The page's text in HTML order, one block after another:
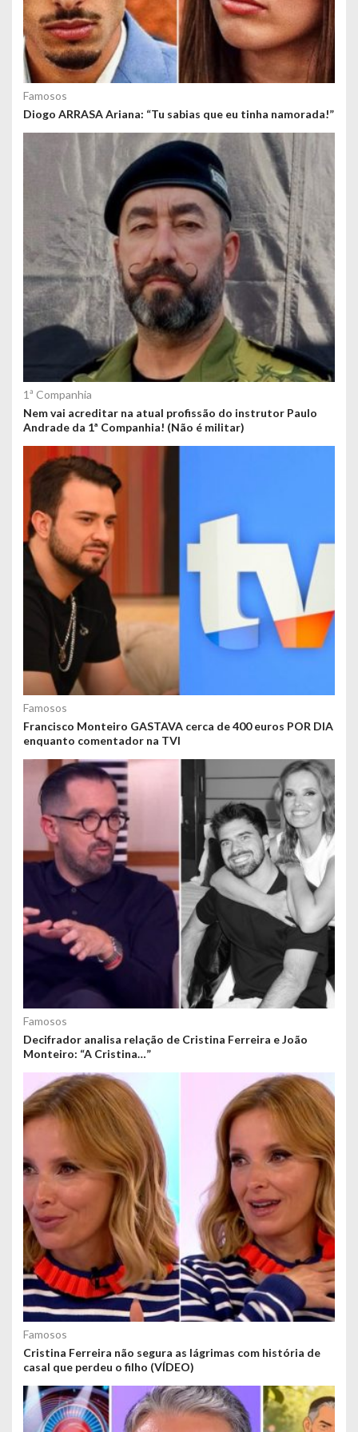
Famosos
Diogo ARRASA Ariana: “Tu sabias que eu tinha namorada!”
1ª Companhia
Nem vai acreditar na atual profissão do instrutor Paulo
Andrade da 1ª Companhia! (Não é militar)
Famosos
Francisco Monteiro GASTAVA cerca de 400 euros POR DIA
enquanto comentador na TVI
Famosos
Decifrador analisa relação de Cristina Ferreira e João
Monteiro: “A Cristina…”
Famosos
Cristina Ferreira não segura as lágrimas com história de
casal que perdeu o filho (VÍDEO)